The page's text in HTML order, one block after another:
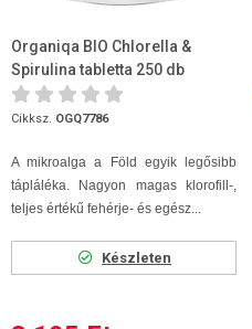
Organiqa BIO Chlorella &
Spirulina tabletta 250 db
Cikksz. OGQ7786
A mikroalga a Föld egyik legősibb
tápláléka. Nagyon magas klorofill-,
teljes értékű fehérje- és egész...
Készleten